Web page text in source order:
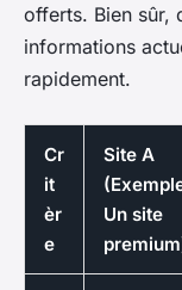
offerts. Bien sûr,
informations
rapidement.
Cr
it
èr
e
Site A
Un site